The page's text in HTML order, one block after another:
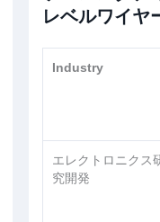
レベルワイヤ
Industry
エレクトロニクス
究開発